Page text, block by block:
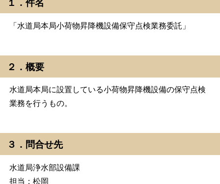
１．件名
「水道局本局小荷物昇降機設備保守点検業務委託」
２．概要
水道局本局に設置している小荷物昇降機設備の保守点検
業務を行うもの。
３．問合せ先
水道局浄水部設備課
担当：松岡